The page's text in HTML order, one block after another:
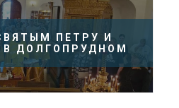
ПЕТРУ И
ДОЛГОПРУДНОМ